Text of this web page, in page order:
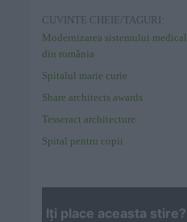
CUVINTE CHEIE/TAGURI:
Modernizarea sistemului medical
din românia
Spitalul marie curie
Share architects awards
Tesseract architecture
Spital pentru copii
Iţi place aceasta stire?